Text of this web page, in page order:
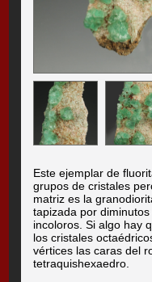
Este ejemplar de
grupos de cristales
matriz es la
tapizada por
incoloros. Si algo hay
los cristales
vértices las caras del
tetraquishexaedro.